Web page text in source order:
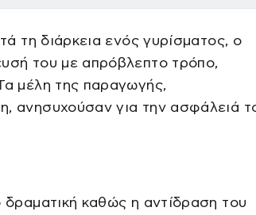
τη διάρκεια ενός γυρίσματος, ο
του με απρόβλεπτο τρόπο,
μέλη της παραγωγής,
ανησυχούσαν για την ασφάλειά
καθώς η αντίδραση του